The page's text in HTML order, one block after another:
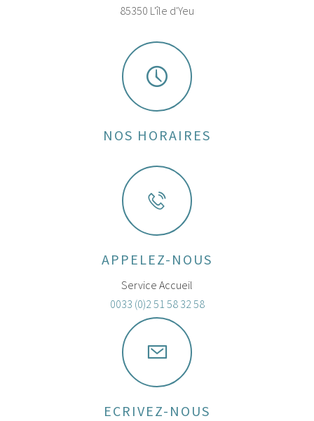
85350 L'île d'Yeu
NOS HORAIRES
APPELEZ-NOUS
Service Accueil
0033 (0)2 51 58 32 58
ECRIVEZ-NOUS